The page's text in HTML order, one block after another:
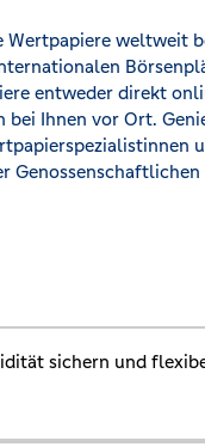
Wertpapiere weltweit
entweder direkt
Ihnen vor Ort.
Genossenschaftlichen
sichern und